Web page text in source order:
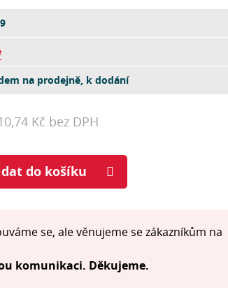
na prodejně, k dodání
Kč bez DPH
do košíku
se, ale věnujeme se zákazníkům na
komunikaci. Děkujeme.